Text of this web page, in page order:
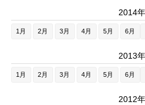
2014年
1月 2月 3月 4月 5月 6月
2013年
1月 2月 3月 4月 5月 6月
2012年